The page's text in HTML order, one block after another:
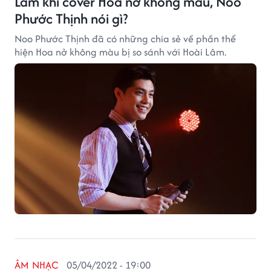
Phước Thịnh nói gì?
Noo Phước Thịnh đã có những chia sẻ về phần thể
hiện Hoa nở không màu bị so sánh với Hoài Lâm.
ÂM NHẠC 05/04/2022 - 19:00